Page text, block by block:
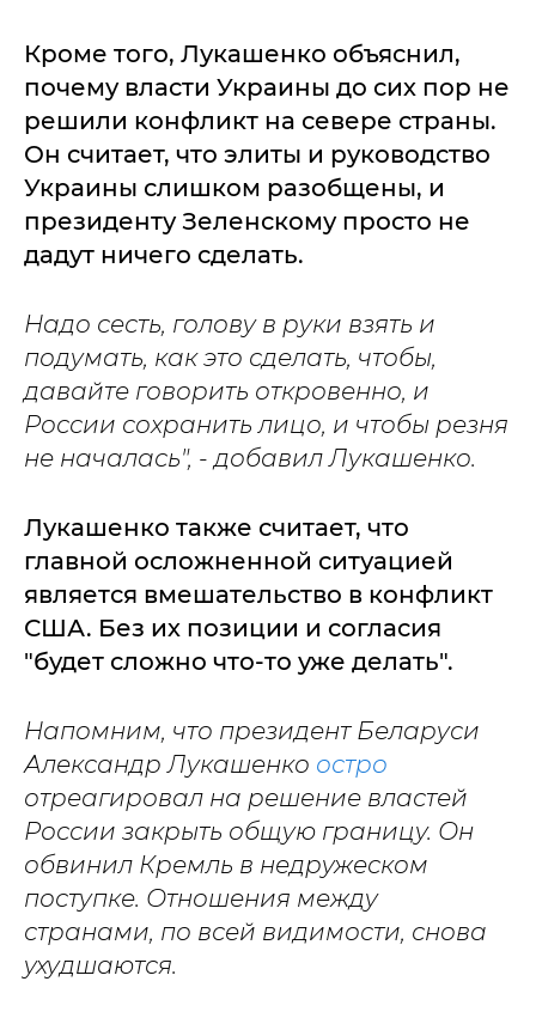
Кроме того, Лукашенко объяснил,
почему власти Украины до сих пор не
решили конфликт на севере страны.
Он считает, что элиты и руководство
Украины слишком разобщены, и
президенту Зеленскому просто не
дадут ничего сделать.
Надо сесть, голову в руки взять и
подумать, как это сделать, чтобы,
давайте говорить откровенно, и
России сохранить лицо, и чтобы резня
не началась", - добавил Лукашенко.
Лукашенко также считает, что
главной осложненной ситуацией
является вмешательство в конфликт
США. Без их позиции и согласия
"будет сложно что-то уже делать".
Напомним, что президент Беларуси
Александр Лукашенко остро
отреагировал на решение властей
России закрыть общую границу. Он
обвинил Кремль в недружеском
поступке. Отношения между
странами, по всей видимости, снова
ухудшаются.